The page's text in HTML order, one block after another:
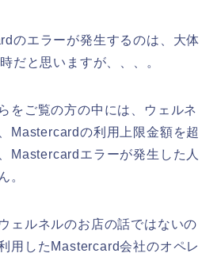
のエラーが発生するのは、大体
だと思いますが、、、。
をご覧の方の中には、ウェルネ
Mastercardの利用上限金額を超
Mastercardエラーが発生した人
。
ェルネルのお店の話ではないの
用したMastercard会社のオペレ